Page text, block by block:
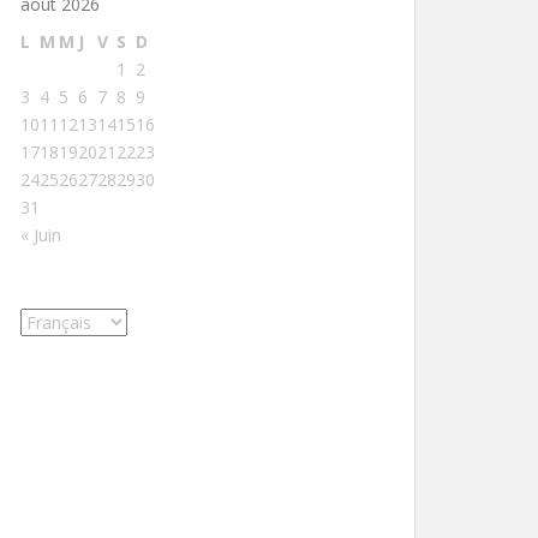
L M M J V S D
1
2
3 4 5 6 7 8 9
1011 1213141516
1718192021 2223
24252627282930
31
« Juin
Choisir